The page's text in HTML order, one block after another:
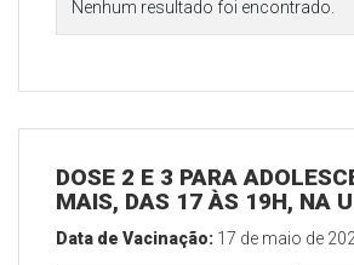
Nenhum resultado foi encontrado.
DOSE 2 E 3 PARA
MAIS, DAS 17 ÀS 19H, NA
Data de Vacinação: 17 de maio de